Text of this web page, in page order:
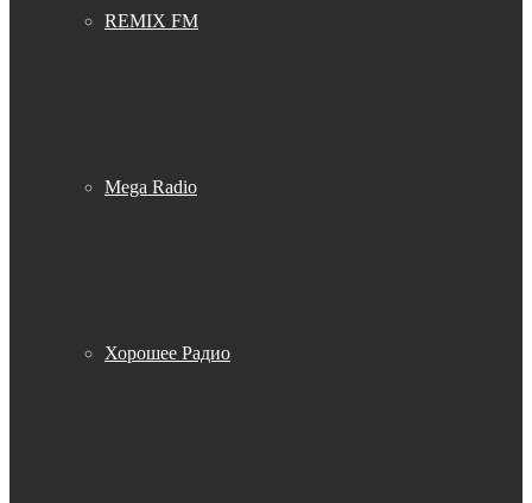
REMIX FM
Mega Radio
Хорошее Радио